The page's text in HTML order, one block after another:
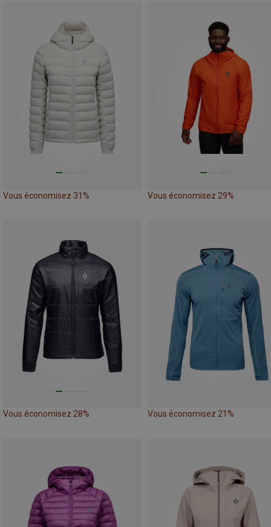
Vous économisez 31% Vous économisez 29%
Vous économisez 28% Vous économisez 21%